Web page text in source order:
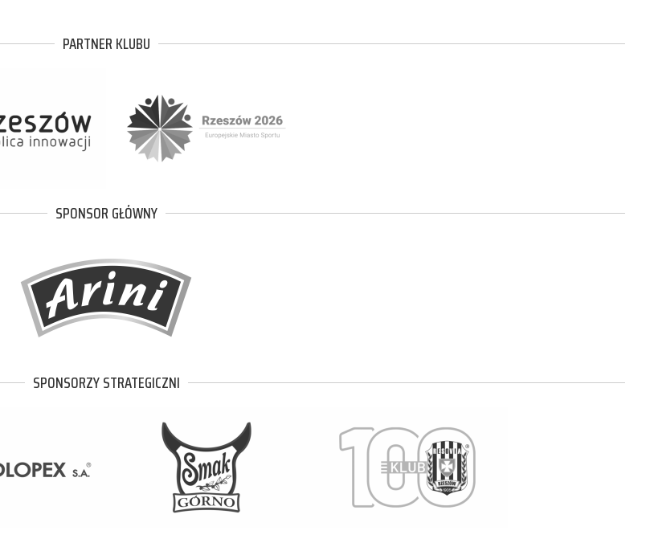
PARTNER KLUBU
SPONSOR GŁÓWNY
SPONSORZY STRATEGICZNI